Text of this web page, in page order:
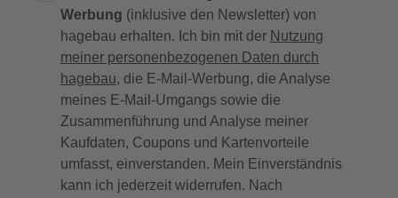
Werbung (inklusive den Newsletter) von
hagebau erhalten. Ich bin mit der Nutzung
meiner personenbezogenen Daten durch
hagebau, die E-Mail-Werbung, die Analyse
meines E-Mail-Umgangs sowie die
Zusammenführung und Analyse meiner
Kaufdaten, Coupons und Kartenvorteile
umfasst, einverstanden. Mein Einverständnis
kann ich jederzeit widerrufen. Nach